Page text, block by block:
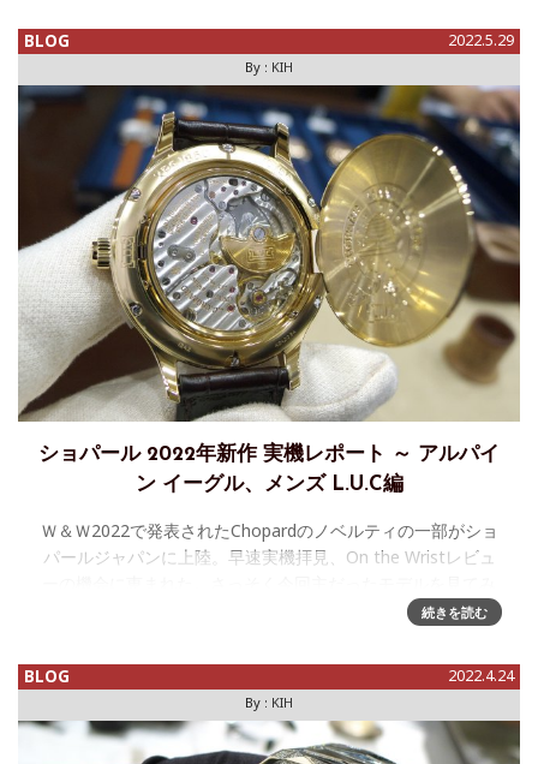
BLOG 2022.5.29
By : KIH
ショパール 2022年新作 実機レポート ～ アルパイ
ン イーグル、メンズ L.U.C編
Ｗ＆Ｗ2022で発表されたChopardのノベルティの一部がショ
パールジャパンに上陸。早速実機拝見、On the Wristレビュ
よう。それぞれ、W&Wで発表したモデルであり、そ
続きを読む
BLOG 2022.4.24
By : KIH